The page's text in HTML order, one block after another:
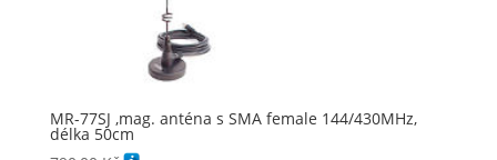
MR-77SJ ,mag. anténa s SMA female 144/430MHz,
délka 50cm